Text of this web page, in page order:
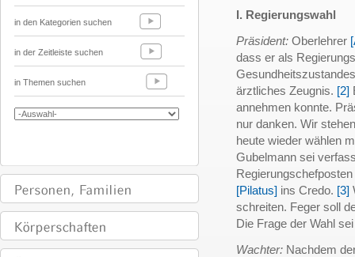
in den Kategorien suchen
in der Zeitleiste suchen
in Themen suchen
I. Regierungswahl
Präsident: Oberlehrer
dass er als
ärztliches Zeugnis. [2]
annehmen konnte.
nur danken. Wir
heute wieder wählen
Gubelmann sei
[Pilatus] ins Credo. [3]
schreiten. Feger soll
Die Frage der Wahl
Wachter: Nachdem